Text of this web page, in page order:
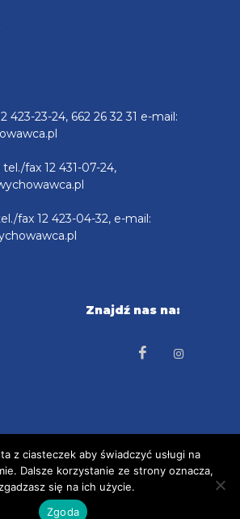
423-23-24, 662 26 32 31 e-mail:
tel./fax 12 431-07-24,
fax 12 423-04-32, e-mail:
Znajdź nas na:
© 2025 radioemaus.pl Projekt i
tbcproject.com
z ciasteczek aby świadczyć usługi na
Dalsze korzystanie ze strony oznacza,
się na ich użycie.
Zgoda